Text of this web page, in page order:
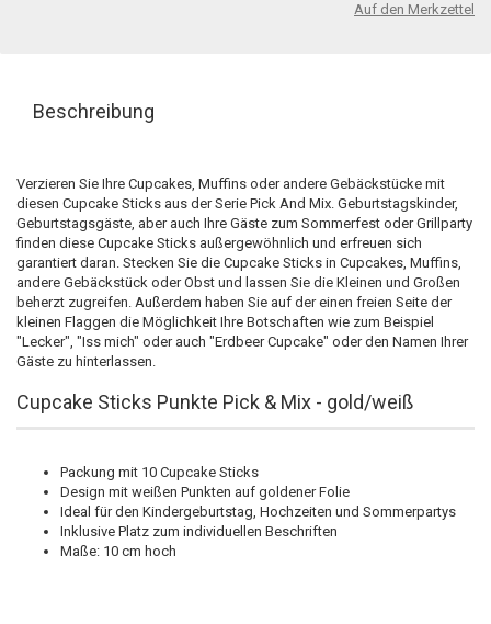
Auf den Merkzettel
Beschreibung
Verzieren Sie Ihre Cupcakes, Muffins oder andere Gebäckstücke mit
diesen Cupcake Sticks aus der Serie Pick And Mix. Geburtstagskinder,
Geburtstagsgäste, aber auch Ihre Gäste zum Sommerfest oder Grillparty
finden diese Cupcake Sticks außergewöhnlich und erfreuen sich
garantiert daran. Stecken Sie die Cupcake Sticks in Cupcakes, Muffins,
andere Gebäckstück oder Obst und lassen Sie die Kleinen und Großen
beherzt zugreifen. Außerdem haben Sie auf der einen freien Seite der
kleinen Flaggen die Möglichkeit Ihre Botschaften wie zum Beispiel
"Lecker", "Iss mich" oder auch "Erdbeer Cupcake" oder den Namen Ihrer
Gäste zu hinterlassen.
Cupcake Sticks Punkte Pick & Mix - gold/weiß
Packung mit 10 Cupcake Sticks
Design mit weißen Punkten auf goldener Folie
Ideal für den Kindergeburtstag, Hochzeiten und Sommerpartys
Inklusive Platz zum individuellen Beschriften
Maße: 10 cm hoch